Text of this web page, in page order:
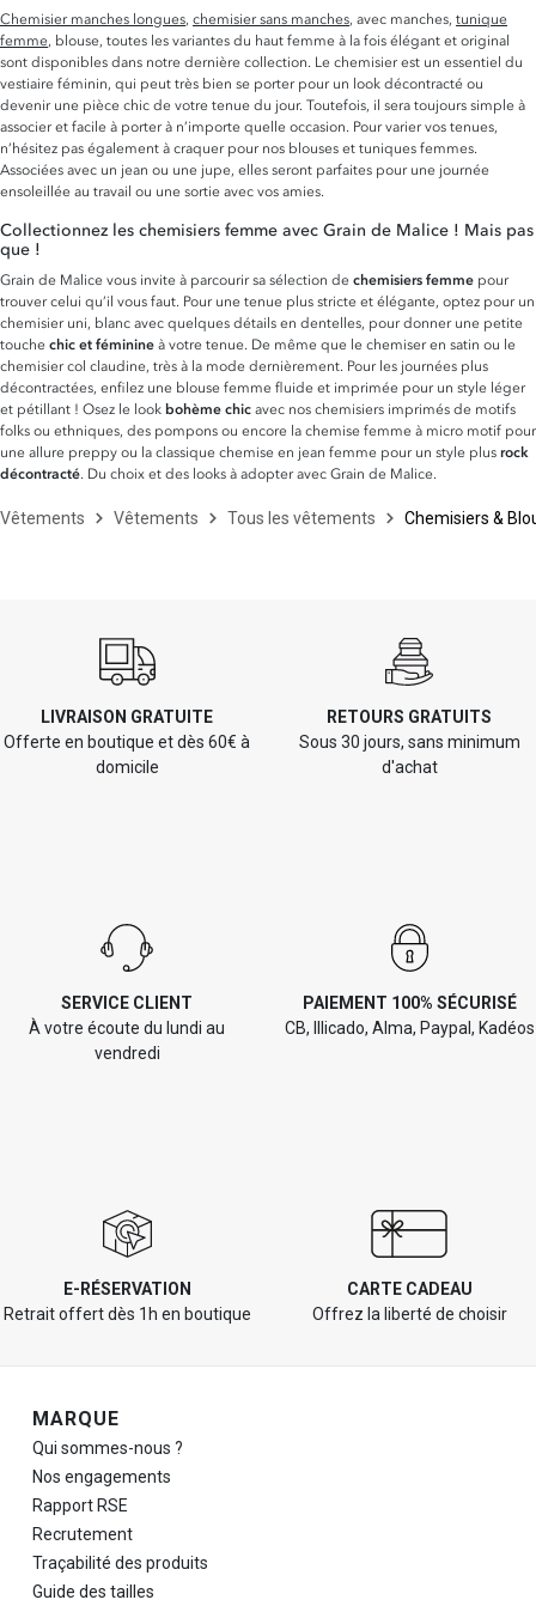
Chemisier manches longues chemisier sans manches , avec manches, tunique
femme , blouse, toutes les variantes du haut femme à la fois élégant et original
sont disponibles dans notre dernière collection. Le chemisier est un essentiel du
vestiaire féminin, qui peut très bien se porter pour un look décontracté ou
devenir une pièce chic de votre tenue du jour. Toutefois, il sera toujours simple à
associer et facile à porter à n’importe quelle occasion. Pour varier vos tenues,
n’hésitez pas également à craquer pour nos blouses et tuniques femmes.
Associées avec un jean ou une jupe, elles seront parfaites pour une journée
ensoleillée au travail ou une sortie avec vos amies.
Collectionnez les chemisiers femme avec Grain de Malice ! Mais pas
que !
Grain de Malice vous invite à parcourir sa sélection de chemisiers femme pour
trouver celui qu’il vous faut. Pour une tenue plus stricte et élégante, optez pour un
chemisier uni, blanc avec quelques détails en dentelles, pour donner une petite
touche chic et féminine à votre tenue. De même que le chemiser en satin ou le
chemisier col claudine, très à la mode dernièrement. Pour les journées plus
décontractées, enfilez une blouse femme fluide et imprimée pour un style léger
et pétillant ! Osez le look bohème chic avec nos chemisiers imprimés de motifs
folks ou ethniques, des pompons ou encore la chemise femme à micro motif pour
une allure preppy ou la classique chemise en jean femme pour un style plus rock
décontracté. Du choix et des looks à adopter avec Grain de Malice.
Vêtements Vêtements Tous les vêtements Chemisiers &
LIVRAISON GRATUITE
Offerte en boutique et dès 60€ à
domicile
RETOURS GRATUITS
Sous 30 jours, sans minimum
d'achat
SERVICE CLIENT
À votre écoute du lundi au
vendredi
PAIEMENT 100% SÉCURISÉ
CB, Illicado, Alma, Paypal, Kadéos
E-RÉSERVATION
Retrait offert dès 1h en boutique
CARTE CADEAU
Offrez la liberté de choisir
Navigation de pied de page
MARQUE
Qui sommes-nous ?
Nos engagements
Rapport RSE
Recrutement
Traçabilité des produits
Guide des tailles